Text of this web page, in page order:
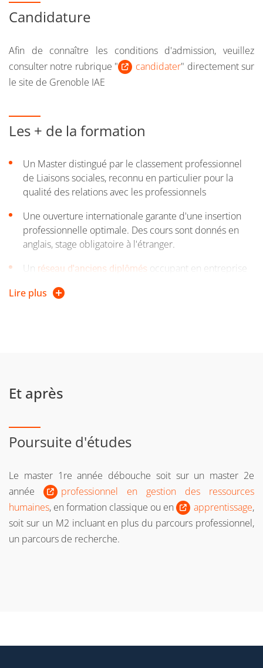
formation continue l’une des 2 années précédentes
indépendant
Si vous n'avez pas le diplôme requis pour intégrer la
formation, vous pouvez entreprendre une démarche
(VAPP).
Direction de la formation continue et de l’apprentissage
Candidature
Afin de connaître les conditions d'admission, veuillez
consulter notre rubrique "
candidater" directement sur
le site de Grenoble IAE
Les + de la formation
Un Master distingué par le classement professionnel
de Liaisons sociales, reconnu en particulier pour la
qualité des relations avec les professionnels
Une ouverture internationale garante d'une insertion
professionnelle optimale. Des cours sont donnés en
anglais, stage obligatoire à l'étranger.
Un réseau d'anciens diplômés occupant en entreprise
managers.
humain et innovation »
au travail, permettant aux étudiants d'être aux contacts
Un partenariat actif avec l'Association Nationale des
cadres et Directeurs des Ressources Humaines
(ANDRH), permettant aux étudiants de contribuer aux
actions de ce réseau et de participer à ses réunions
professionnelles
Accueil de profils divers grâce à des options de mise à
Lire plus
Et après
Poursuite d'études
Le master 1re année débouche soit sur un master 2e
année
professionnel en gestion des ressources
humaines, en formation classique ou en apprentissage,
soit sur un M2 incluant en plus du parcours professionnel,
un parcours de recherche.